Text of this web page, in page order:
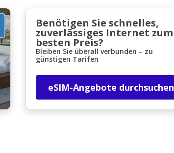
Benötigen Sie schnelles,
zuverlässiges Internet zum
besten Preis?
Bleiben Sie überall verbunden – zu
günstigen Tarifen
eSIM-Angebote durchsuchen